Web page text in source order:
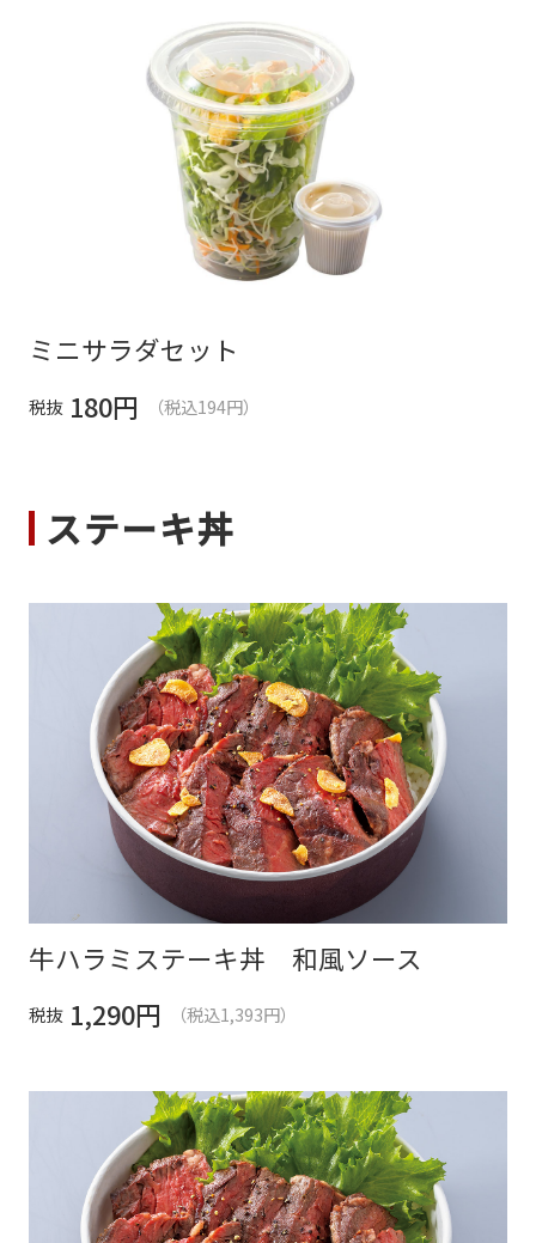
ミニサラダセット
税抜 180円 （税込194円）
ステーキ丼
牛ハラミステーキ丼 和風ソース
税抜 1,290円 （税込1,393円）